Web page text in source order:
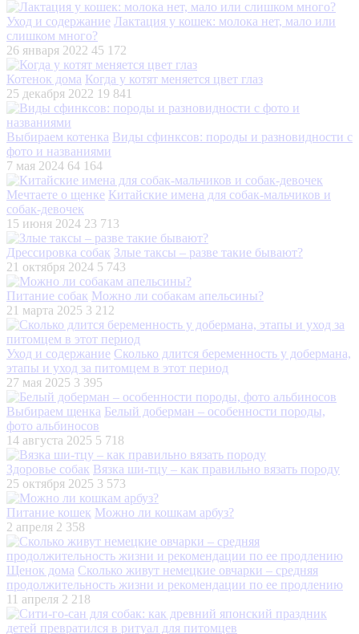
Уход и содержание Лактация у кошек: молока нет, мало или
слишком много?
26 января 2022 45 172
Котенок дома Когда у котят меняется цвет глаз
25 декабря 2022 19 841
Выбираем котенка Виды сфинксов: породы и разновидности с
фото и названиями
7 мая 2024 64 164
Мечтаете о щенке Китайские имена для собак-мальчиков и
собак-девочек
15 июня 2024 23 713
Дрессировка собак Злые таксы – разве такие бывают?
21 октября 2024 5 743
Питание собак Можно ли собакам апельсины?
21 марта 2025 3 212
Уход и содержание Сколько длится беременность у добермана,
этапы и уход за питомцем в этот период
27 мая 2025 3 395
Выбираем щенка Белый доберман – особенности породы,
фото альбиносов
14 августа 2025 5 718
Здоровье собак Вязка ши-тцу – как правильно вязать породу
25 октября 2025 3 573
Питание кошек Можно ли кошкам арбуз?
2 апреля 2 358
Щенок дома Сколько живут немецкие овчарки – средняя
продолжительность жизни и рекомендации по ее продлению
11 апреля 2 218